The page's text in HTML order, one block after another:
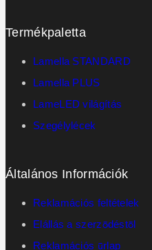
Termékpaletta
Lamella STANDARD
Lamella PLUS
LameLED világítás
Szegélylécek
Általános Információk
Reklamációs feltételek
Elállás a szerzōdéstōl
Reklamációs ūrlap